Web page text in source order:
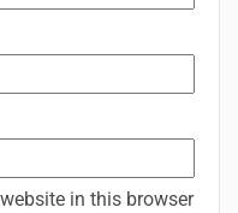
in this browser